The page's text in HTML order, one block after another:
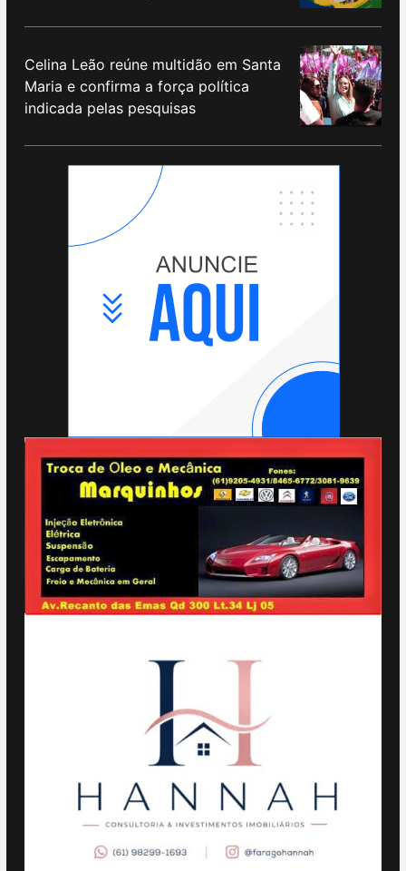
Celina Leão reúne multidão em Santa
Maria e confirma a força política
indicada pelas pesquisas